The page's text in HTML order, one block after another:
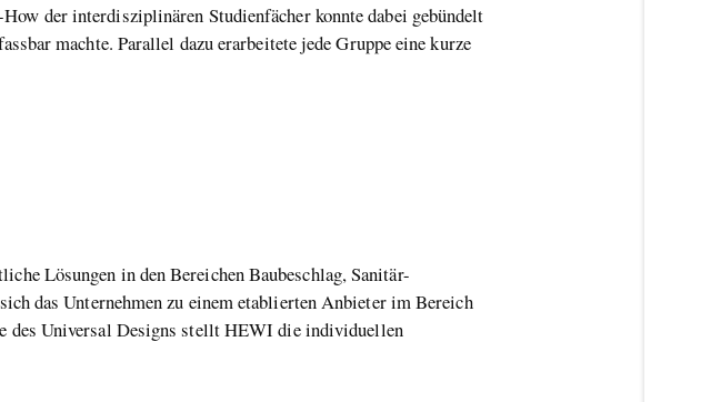
der interdisziplinären Studienfächer konnte dabei gebündelt
machte. Parallel dazu erarbeitete jede Gruppe eine kurze
Lösungen in den Bereichen Baubeschlag, Sanitär-
das Unternehmen zu einem etablierten Anbieter im Bereich
des Universal Designs stellt HEWI die individuellen